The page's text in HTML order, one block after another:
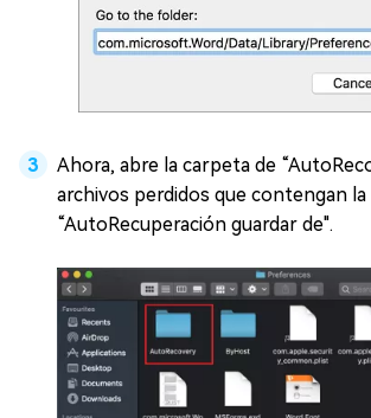
Ahora, abre la carpeta de
archivos perdidos que contengan la
“AutoRecuperación guardar de".